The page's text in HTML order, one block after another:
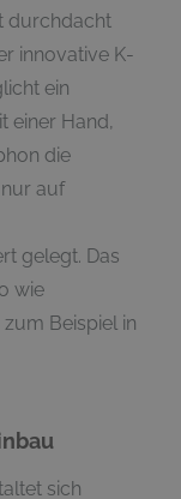
durchdacht
innovative K-
ein
einer Hand,
die
auf
gelegt. Das
wie
Beispiel in
sich